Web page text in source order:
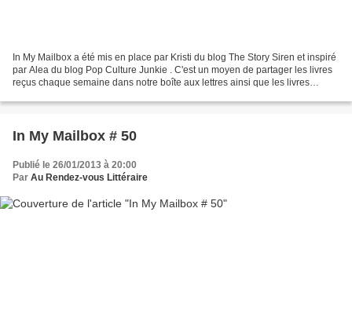
In My Mailbox a été mis en place par Kristi du blog The Story Siren et inspiré
par Alea du blog Pop Culture Junkie . C'est un moyen de partager les livres
reçus chaque semaine dans notre boîte aux lettres ainsi que les livres
In My Mailbox # 50
Publié le 26/01/2013 à 20:00
Par Au Rendez-vous Littéraire